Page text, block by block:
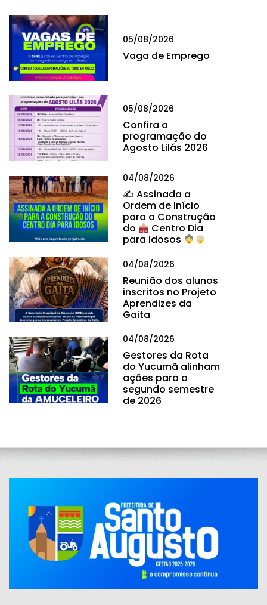
05/08/2026
Vaga de Emprego
05/08/2026
Confira a
programação do
Agosto Lilás 2026
04/08/2026
✍ Assinada a
Ordem de Início
para a Construção
do
Centro Dia
para Idosos
04/08/2026
Reunião dos alunos
inscritos no Projeto
Aprendizes da
Gaita
04/08/2026
Gestores da Rota
do Yucumã alinham
ações para o
segundo semestre
de 2026